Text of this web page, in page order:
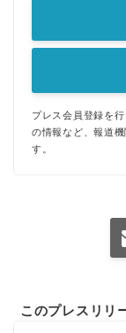
プレス会員登録を
の情報など、報道
す。
このプレスリリ